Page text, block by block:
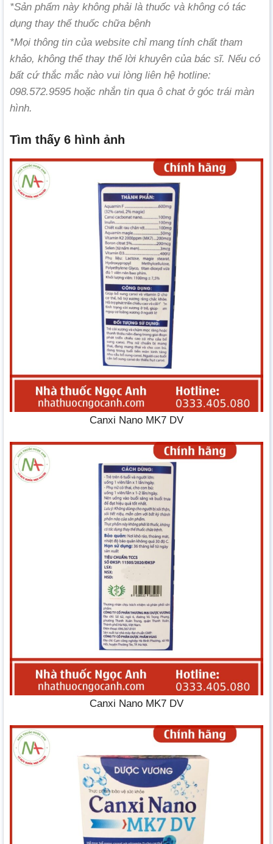
*Sản phẩm này không phải là thuốc và không có tác
dụng thay thế thuốc chữa bệnh
*Mọi thông tin của website chỉ mang tính chất tham
khảo, không thể thay thế lời khuyên của bác sĩ. Nếu có
bất cứ thắc mắc nào vui lòng liên hệ hotline:
098.572.9595 hoặc nhắn tin qua ô chat ở góc trái màn
hình.
Tìm thấy 6 hình ảnh
Canxi Nano MK7 DV
Canxi Nano MK7 DV